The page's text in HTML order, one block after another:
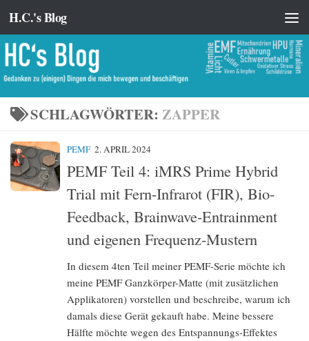
Zum Inhalt springen
H.C.'s Blog
SCHLAGWÖRTER: ZAPPER
PEMF 2. APRIL 2024
PEMF Teil 4: iMRS Prime Hybrid
Trial mit Fern-Infrarot (FIR), Bio-
Feedback, Brainwave-Entrainment
und eigenen Frequenz-Mustern
In diesem 4ten Teil meiner PEMF-Serie möchte ich
meine PEMF Ganzkörper-Matte (mit zusätzlichen
Applikatoren) vorstellen und beschreibe, warum ich
damals diese Gerät gekauft habe. Meine bessere
Hälfte möchte wegen des Entspannungs-Effektes